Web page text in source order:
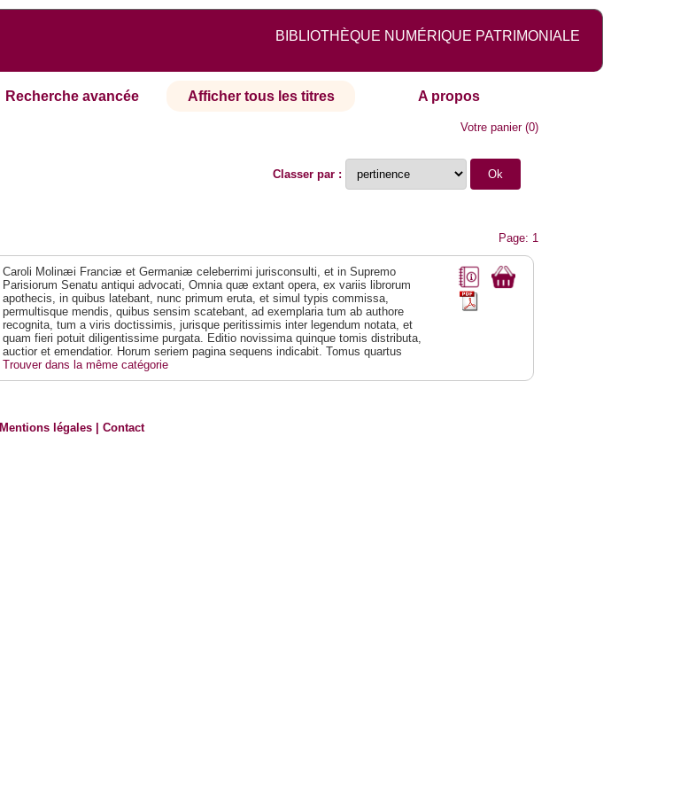
BIBLIOTHÈQUE NUMÉRIQUE PATRIMONIALE
Recherche avancée Afficher tous les titres A propos
Votre panier(0)
Classer par :
Page: 1
Caroli Molinæi Franciæ et Germaniæ celeberrimi jurisconsulti, et in Supremo
Parisiorum Senatu antiqui advocati, Omnia quæ extant opera, ex variis librorum
apothecis, in quibus latebant, nunc primum eruta, et simul typis commissa,
permultisque mendis, quibus sensim scatebant, ad exemplaria tum ab authore
recognita, tum a viris doctissimis, jurisque peritissimis inter legendum notata, et
quam fieri potuit diligentissime purgata. Editio novissima quinque tomis distributa,
auctior et emendatior. Horum seriem pagina sequens indicabit. Tomus quartus
Trouver dans la même catégorie
Mentions légales |Contact